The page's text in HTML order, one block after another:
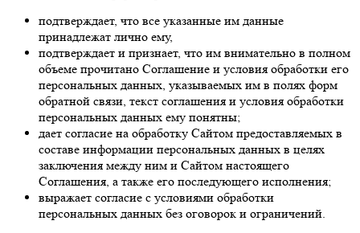
подтверждает, что все указанные им данные
принадлежат лично ему,
подтверждает и признает, что им внимательно в полном
объеме прочитано Соглашение и условия обработки его
персональных данных, указываемых им в полях форм
обратной связи, текст соглашения и условия обработки
персональных данных ему понятны;
дает согласие на обработку Сайтом предоставляемых в
составе информации персональных данных в целях
заключения между ним и Сайтом настоящего
Соглашения, а также его последующего исполнения;
выражает согласие с условиями обработки
персональных данных без оговорок и ограничений.